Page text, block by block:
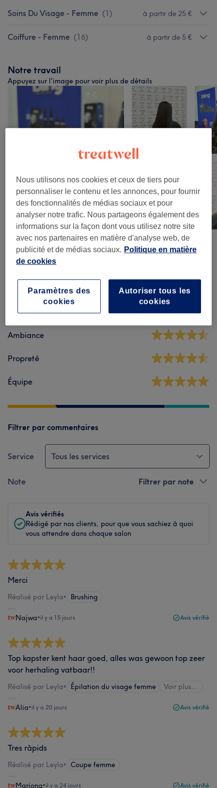
Soins Du Visage - Femme (1) à partir de 25 €
Coiffure - Femme (16) à partir de 5 €
Notre travail
Appuyez sur l'image pour voir plus de détails
Avis sur le salon
4,7 112 avis
Ambiance
Propreté
Équipe
Filtrer par commentaires
Service Tous les services
Note Filtrer par note
Avis vérifiés
Rédigé par nos clients, pour que vous sachiez à quoi
vous attendre dans chaque salon
Merci
Réalisé par Leyla• Brushing
Najwa•il y a 15 jours Avis vérifié
Top kapster kent haar goed, alles was gewoon top zeer
voor herhaling vatbaar!!
Réalisé par Leyla• Épilation du visage femme Voir plus...
Alia•il y a 20 jours Avis vérifié
Tres ràpids
Réalisé par Leyla• Coupe femme
Mariona•il y a 24 jours Avis vérifié
Nous utilisons nos cookies et ceux de tiers pour
personnaliser le contenu et les annonces, pour fournir
des fonctionnalités de médias sociaux et pour
analyser notre trafic. Nous partageons également des
informations sur la façon dont vous utilisez notre site
avec nos partenaires en matière d'analyse web, de
publicité et de médias sociaux. Politique en matière
de cookies
Autoriser tous les
cookies
Paramètres des
cookies